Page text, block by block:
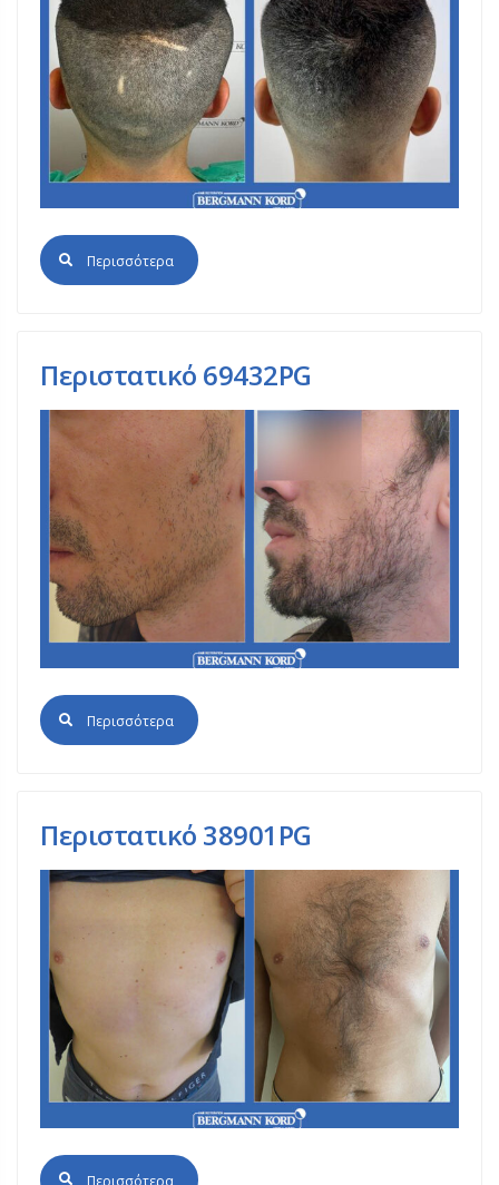
Περισσότερα
Περιστατικό 69432PG
Περισσότερα
Περιστατικό 38901PG
Περισσότερα